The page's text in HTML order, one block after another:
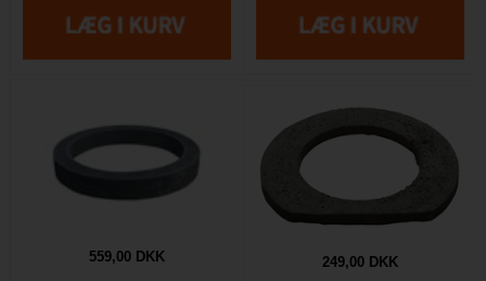
559,00 DKK 249,00 DKK